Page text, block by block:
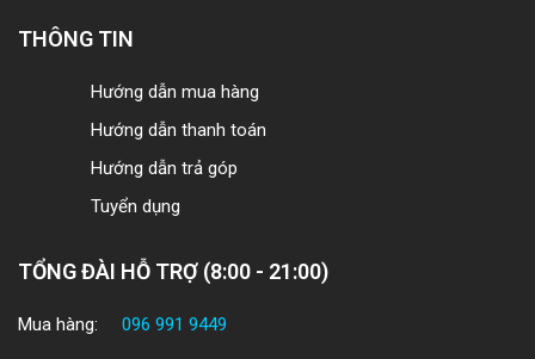
THÔNG TIN
Hướng dẫn mua hàng
Hướng dẫn thanh toán
Hướng dẫn trả góp
Tuyển dụng
TỔNG ĐÀI HỖ TRỢ (8:00 - 21:00)
Mua hàng: 096 991 9449